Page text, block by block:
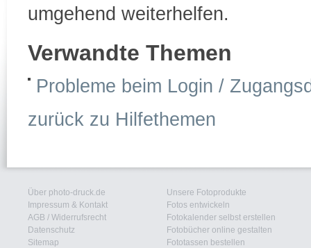
umgehend weiterhelfen.
Verwandte Themen
Probleme beim Login /
zurück zu Hilfethemen
Über photo-druck.de
Impressum & Kontakt
AGB / Widerrufsrecht
Datenschutz
Sitemap
Unsere Fotoprodukte
Fotos entwickeln
Fotokalender selbst erstellen
Fotobücher online gestalten
Fototassen bestellen